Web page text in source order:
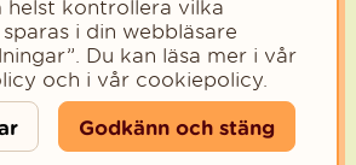
bäst beskriver din verksamhet för att få
helst kontrollera vilka
i din webbläsare
Du kan läsa mer i vår
och i vår cookiepolicy.
Godkänn och stäng